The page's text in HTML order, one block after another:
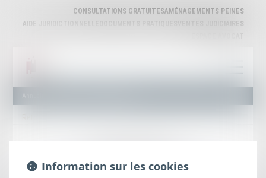
CONSULTATIONS GRATUITESAMÉNAGEMENTS PEINES
AIDE JURIDICTIONNELLE
VENTES JUDICIAIRES
ORDRE DES AVOCATS DU BARREAU D'AGEN
Information sur les cookies